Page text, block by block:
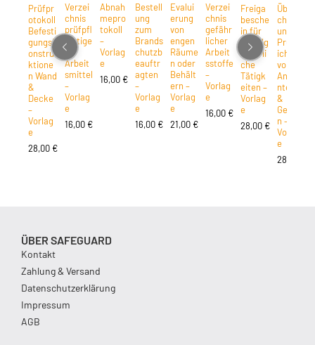
Prüfpr
otokoll
Befesti
gungsk
onstru
ktione
n Wand
&
Decke
–
Vorlag
e
28,00 €
Verzei
chnis
prüfpfl
ichtige
r
Arbeit
smittel
–
Vorlag
e
16,00 €
Abnah
mepro
tokoll
–
Vorlag
e
16,00 €
Bestell
ung
zum
Brands
chutzb
eauftr
agten
–
Vorlag
e
16,00 €
Evalui
erung
von
engen
Räume
n oder
Behält
ern –
Vorlag
e
21,00 €
Verzei
chnis
gefähr
licher
Arbeit
sstoffe
–
Vorlag
e
16,00 €
Freiga
besche
in für
brandg
efährli
che
Tätigk
eiten –
Vorlag
e
28,00 €
Übersi
cht
und
Prüfpfl
ichten
von
Anlage
nteilen
&
Geräte
n –
Vorlag
e
28,00
ÜBER SAFEGUARD
Kontakt
Zahlung & Versand
Datenschutzerklärung
Impressum
AGB